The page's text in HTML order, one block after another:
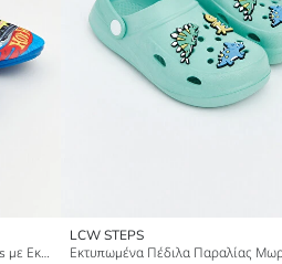
Θαλασσινά Παπούτσια Hot Wheels με Εκτύπωση για αγόρια
LCW STEPS